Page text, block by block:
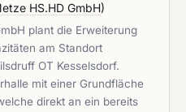
HS.HD GmbH)
plant die Erweiterung
am Standort
OT Kesselsdorf.
mit einer Grundfläche
direkt an ein bereits